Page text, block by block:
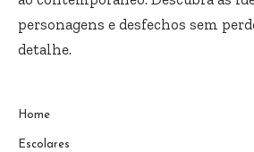
personagens e desfechos sem
detalhe.
Home
Escolares